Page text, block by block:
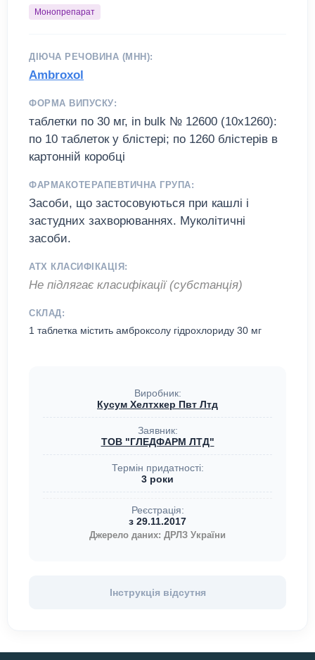
Монопрепарат
ДІЮЧА РЕЧОВИНА (МНН):
Ambroxol
ФОРМА ВИПУСКУ:
таблетки по 30 мг, in bulk № 12600 (10х1260):
по 10 таблеток у блістері; по 1260 блістерів в
картонній коробці
ФАРМАКОТЕРАПЕВТИЧНА ГРУПА:
Засоби, що застосовуються при кашлі і
застудних захворюваннях. Муколітичні
засоби.
АТХ КЛАСИФІКАЦІЯ:
Не підлягає класифікації (субстанція)
СКЛАД:
1 таблетка містить амброксолу гідрохлориду 30 мг
Виробник:
Кусум Хелтхкер Пвт Лтд
Заявник:
ТОВ "ГЛЕДФАРМ ЛТД"
Термін придатності:
3 роки
Реєстрація:
з 29.11.2017
Джерело даних: ДРЛЗ України
Інструкція відсутня